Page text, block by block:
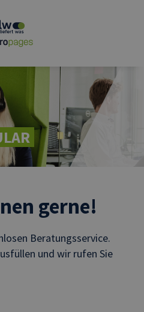
gerne!
Beratungsservice.
und wir rufen Sie